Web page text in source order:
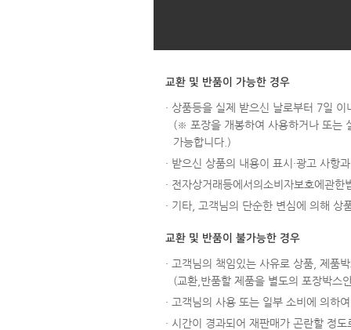
교환 및 반품이 가능한 경우
· 상품등을 실제 받으신 날로부터 7일 이
(※ 포장을 개봉하여 사용하거나 또는
가능합니다.)
· 받으신 상품의 내용이 표시·광고 사항
· 전자상거래등에서의소비자보호에관
· 기타, 고객님의 단순한 변심에 의해
교환 및 반품이 불가능한 경우
· 고객님의 책임있는 사유로 상품, 제품
(교환,반품할 제품을 별도의 포장박스
· 고객님의 사용 또는 일부 소비에 의하
· 시간이 경과되어 재판매가 곤란할 정